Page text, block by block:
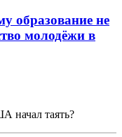
образование не
молодёжи в
начал таять?